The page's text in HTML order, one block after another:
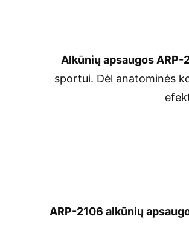
Alkūnių apsaugos ARP-
sportui. Dėl anatominės
ARP-2106 alkūnių